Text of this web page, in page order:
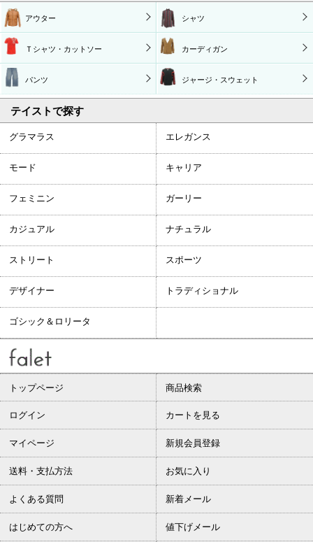
アウター シャツ
Ｔシャツ・カットソー カーディガン
パンツ ジャージ・スウェット
テイストで探す
グラマラス エレガンス
モード キャリア
フェミニン ガーリー
カジュアル ナチュラル
ストリート スポーツ
デザイナー トラディショナル
ゴシック＆ロリータ
トップページ 商品検索
ログイン カートを見る
マイページ 新規会員登録
送料・支払方法 お気に入り
よくある質問 新着メール
はじめての方へ 値下げメール